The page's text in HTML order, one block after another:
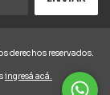
derechos reservados.
ingresá acá.